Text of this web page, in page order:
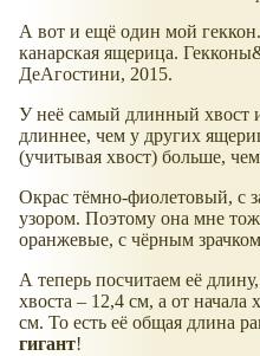
А вот и ещё один мой
канарская ящерица.
ДеАгостини, 2015.
У неё самый длинный хвост
длиннее, чем у других
(учитывая хвост) больше,
Окрас тёмно-фиолетовый, с
узором. Поэтому она мне
оранжевые, с чёрным
А теперь посчитаем её
хвоста – 12,4 см, а от начала
см. То есть её общая длина
гигант!